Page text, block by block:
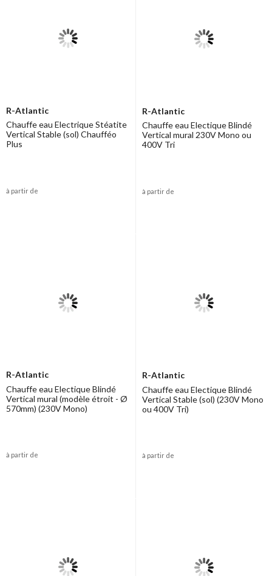
consommation d’énergie très rentable.
Dans le cas d'un système de production dit "capricieux" on préférera
R-Atlantic
Chauffe eau Electrique Stéatite
Vertical Stable (sol) Chaufféo
Plus
à partir de
R-Atlantic
Chauffe eau Electique Blindé
Vertical mural 230V Mono ou
400V Tri
à partir de
R-Atlantic
Chauffe eau Electique Blindé
Vertical mural (modèle étroit - Ø
570mm) (230V Mono)
à partir de
R-Atlantic
Chauffe eau Electique Blindé
Vertical Stable (sol) (230V Mono
ou 400V Tri)
à partir de